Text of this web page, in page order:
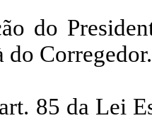
do
do Corregedor.
85 da Lei